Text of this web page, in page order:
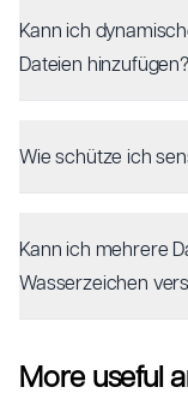
Kann ich
Dateien hinzufügen?
Wie schütze ich
Kann ich mehrere
Wasserzeichen
More useful